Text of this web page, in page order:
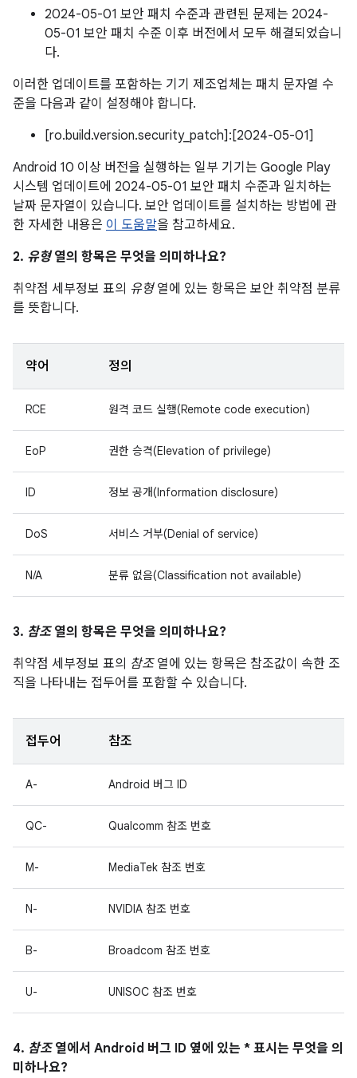
2024-05-01 보안 패치 수준과 관련된 문제는 2024-
05-01 보안 패치 수준 이후 버전에서 모두 해결되었습니
다.
이러한 업데이트를 포함하는 기기 제조업체는 패치 문자열 수
준을 다음과 같이 설정해야 합니다.
[ro.build.version.security_patch]:[2024-05-01]
Android 10 이상 버전을 실행하는 일부 기기는 Google Play
시스템 업데이트에 2024-05-01 보안 패치 수준과 일치하는
날짜 문자열이 있습니다. 보안 업데이트를 설치하는 방법에 관
한 자세한 내용은 이 도움말을 참고하세요.
2. 유형열의 항목은 무엇을 의미하나요?
취약점 세부정보 표의 유형열에 있는 항목은 보안 취약점 분류
를 뜻합니다.
약어 정의
RCE 원격 코드 실행(Remote code execution)
EoP 권한 승격(Elevation of privilege)
ID 정보 공개(Information disclosure)
DoS 서비스 거부(Denial of service)
N/A 분류 없음(Classification not available)
3. 참조열의 항목은 무엇을 의미하나요?
취약점 세부정보 표의 참조열에 있는 항목은 참조값이 속한 조
직을 나타내는 접두어를 포함할 수 있습니다.
접두어 참조
A- Android 버그 ID
QC- Qualcomm 참조 번호
M- MediaTek 참조 번호
N- NVIDIA 참조 번호
B- Broadcom 참조 번호
U- UNISOC 참조 번호
4. 참조열에서 Android 버그 ID 옆에 있는 * 표시는 무엇을 의
미하나요?